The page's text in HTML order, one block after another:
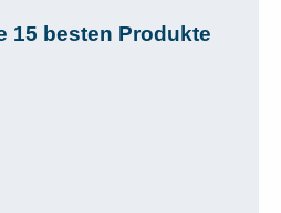
15 besten Produkte